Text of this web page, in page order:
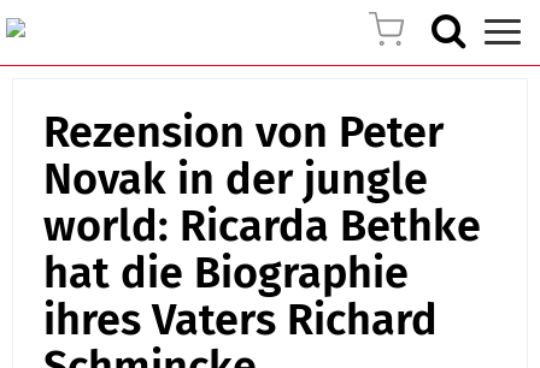
Rezension von Peter
Novak in der jungle
world: Ricarda Bethke
hat die Biographie
ihres Vaters Richard